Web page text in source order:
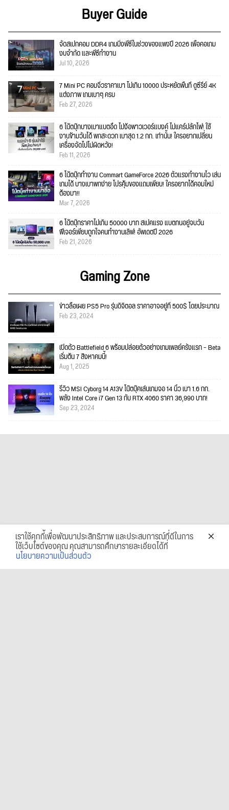
Buyer Guide
จัดสเปกคอม DDR4 เกมมิ่งพีซีในช่วงของแพงปี 2026 เพื่อคอเกม
งบจำกัด และพีซีทำงาน
Jul 10, 2026
7 Mini PC คอมจิ๋วราคาเบา ไม่เกิน 10000 ประหยัดพื้นที่ ดูซีรีย์ 4K
แต่งภาพ เกมเบาๆ ครบ
Feb 27, 2026
6 โน้ตบุ๊กบางเบาแบตอึด ไม่ง้อพาวเวอร์แบงค์ ไม่แคร์ปลั๊กไฟ! ใช้
งานข้ามวันได้ พกสะดวก เบาสุด 1.2 กก. เท่านั้น! ใครอยากเปลี่ยน
เครื่องจัดไปไม่ผิดหวัง!
Feb 11, 2026
6 โน้ตบุ๊กทำงาน Commart GameForce 2026 ตัวแรงทำงานไว เล่น
เกมได้ บางเบาพกง่าย โปรคุ้มของแถมเพียบ! ใครอยากได้คอมใหม่
ต้องมา!!
Mar 7, 2026
6 โน้ตบุ๊กราคาไม่เกิน 50000 บาท สเปคแรง แบตทนอยู่จบวัน
ฟีเจอร์เพียบถูกใจคนทำงานเลิฟ! อัพเดตปี 2026
Feb 21, 2026
Gaming Zone
ข่าวลือเผย PS5 Pro รุ่นดิจิตอล ราคาอาจอยู่ที่ 500$ โดยประมาณ
Feb 23, 2024
เปิดตัว Battlefield 6 พร้อมปล่อยตัวอย่างเกมเพลย์ครั้งแรก – Beta
เริ่มต้น 7 สิงหาคมนี้!
Aug 1, 2025
รีวิว MSI Cyborg 14 A13V โน๊ตบุ๊คเล่นเกมจอ 14 นิ้ว เบา 1.6 กก.
พลัง Intel Core i7 Gen 13 กับ RTX 4060 ราคา 36,990 บาท!
Sep 23, 2024
เราใช้คุกกี้เพื่อพัฒนาประสิทธิภาพ และประสบการณ์ที่ดีในการ
ใช้เว็บไซต์ของคุณ คุณสามารถศึกษารายละเอียดได้ที่
นโยบายความเป็นส่วนตัว